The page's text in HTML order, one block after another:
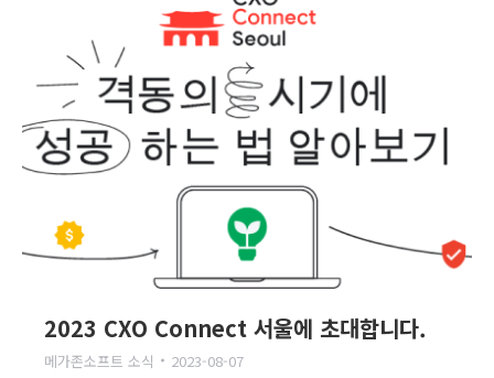
2023 CXO Connect 서울에 초대합니다.
메가존소프트 소식 2023-08-07